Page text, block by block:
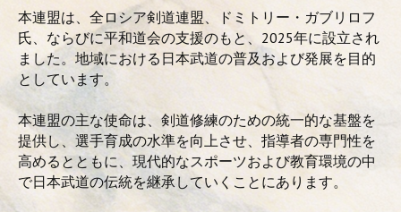
本連盟は、全ロシア剣道連盟、ドミトリー・ガブリロフ
氏、ならびに平和道会の支援のもと、2025年に設立され
ました。地域における日本武道の普及および発展を目的
としています。
本連盟の主な使命は、剣道修練のための統一的な基盤を
提供し、選手育成の水準を向上させ、指導者の専門性を
高めるとともに、現代的なスポーツおよび教育環境の中
で日本武道の伝統を継承していくことにあります。